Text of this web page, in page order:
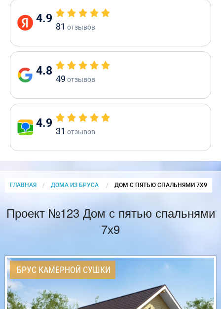
4.9
81 отзывов
4.8
49 отзывов
4.9
31 отзывов
ГЛАВНАЯ ДОМА ИЗ БРУСА CURRENT:
ДОМ С ПЯТЬЮ СПАЛЬНЯМИ 7Х9
Проект №123 Дом с пятью спальнями
7х9
БРУС КАМЕРНОЙ СУШКИ